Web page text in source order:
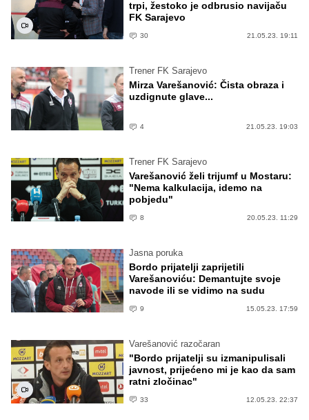
trpi, žestoko je odbrusio navijaču
FK Sarajevo
30 21.05.23. 19:11
Trener FK Sarajevo
Mirza Varešanović: Čista obraza i
uzdignute glave...
4 21.05.23. 19:03
Trener FK Sarajevo
Varešanović želi trijumf u Mostaru:
"Nema kalkulacija, idemo na
pobjedu"
8 20.05.23. 11:29
Jasna poruka
Bordo prijatelji zaprijetili
Varešanoviću: Demantujte svoje
navode ili se vidimo na sudu
9 15.05.23. 17:59
Varešanović razočaran
"Bordo prijatelji su izmanipulisali
javnost, prijećeno mi je kao da sam
ratni zločinac"
33 12.05.23. 22:37